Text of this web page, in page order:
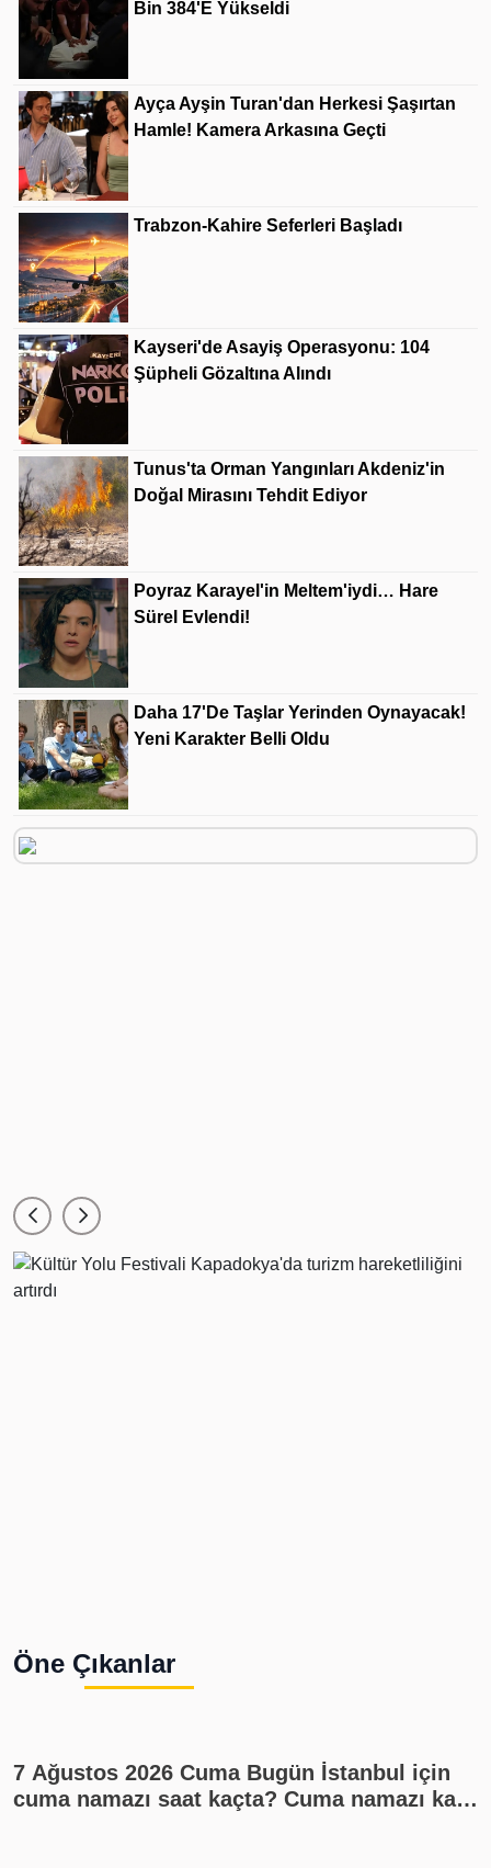
Bin 384'e Yükseldi
Ayça Ayşin Turan'dan Herkesi Şaşırtan
Hamle! Kamera Arkasına Geçti
Trabzon-Kahire Seferleri Başladı
Kayseri'de Asayiş Operasyonu: 104
Şüpheli Gözaltına Alındı
Tunus'ta Orman Yangınları Akdeniz'in
Doğal Mirasını Tehdit Ediyor
Poyraz Karayel'in Meltem'iydi… Hare
Sürel Evlendi!
Daha 17'de Taşlar Yerinden Oynayacak!
Yeni Karakter Belli Oldu
Öne Çıkanlar
7 Ağustos 2026 Cuma Bugün İstanbul için
cuma namazı saat kaçta? Cuma namazı kaç